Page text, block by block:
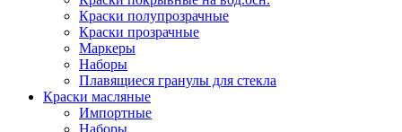
Краски полупрозрачные
Краски прозрачные
Маркеры
Наборы
Плавящиеся гранулы для стекла
Краски масляные
Импортные
Наборы